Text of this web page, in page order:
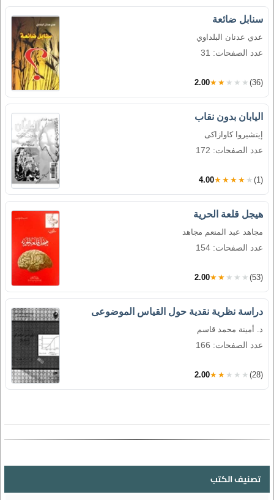
سنابل ضائعة
عدي عدنان البلداوي
عدد الصفحات: 31
2.00★★★★★ (36)
اليابان بدون نقاب
إيتشيروا كاوازاكى
عدد الصفحات: 172
4.00★★★★★ (1)
هيجل قلعة الحرية
مجاهد عبد المنعم مجاهد
عدد الصفحات: 154
2.00★★★★★ (53)
دراسة نظرية نقدية حول القياس الموضوعى
د. أمينة محمد قاسم
عدد الصفحات: 166
2.00★★★★★ (28)
تصنيف الكتب